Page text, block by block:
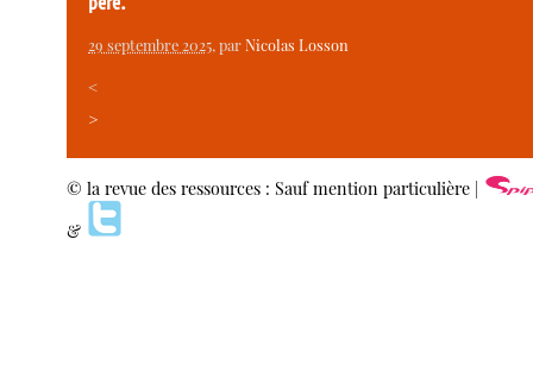
29 septembre 2025, parNicolas Losson
<
>
© la revue des ressources : Sauf mention particulière |
&